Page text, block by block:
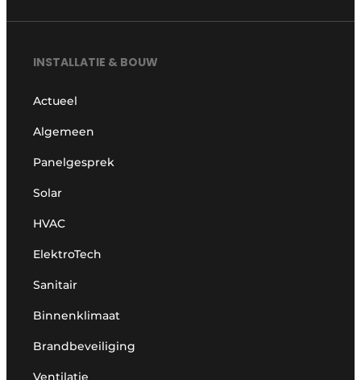
INSTALLATIE & BOUW
Actueel
Algemeen
Panelgesprek
Solar
HVAC
ElektroTech
Sanitair
Binnenklimaat
Brandbeveiliging
Ventilatie